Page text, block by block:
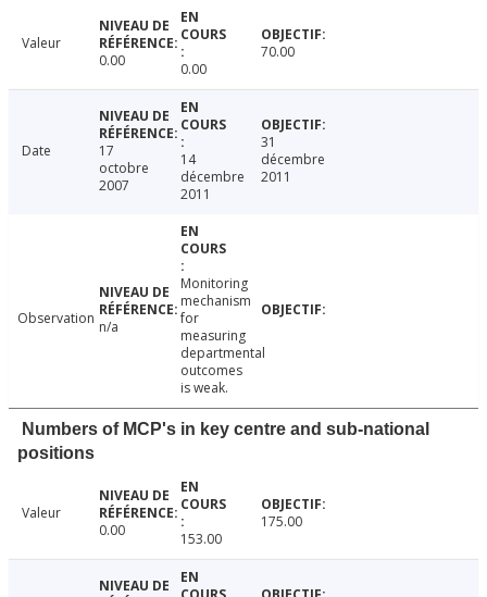
Valeur
0.00
0.00
70.00
Date
17
octobre
2007
14
décembre
2011
31
décembre
2011
Observation n/a
Monitoring
mechanism
for
measuring
departmental
outcomes
is weak.
Numbers of MCP's in key centre and sub-national
positions
Valeur
0.00
153.00
175.00